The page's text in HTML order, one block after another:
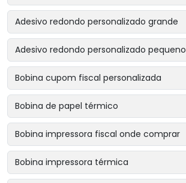
Adesivo redondo personalizado grande
Adesivo redondo personalizado pequeno
Bobina cupom fiscal personalizada
Bobina de papel térmico
Bobina impressora fiscal onde comprar
Bobina impressora térmica